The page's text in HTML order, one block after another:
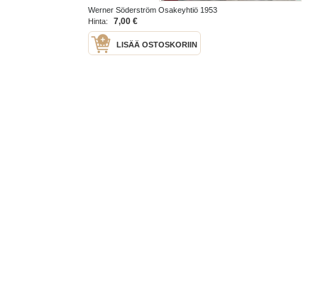
Werner Söderström Osakeyhtiö 1953
Hinta:
7,00 €
LISÄÄ OSTOSKORIIN